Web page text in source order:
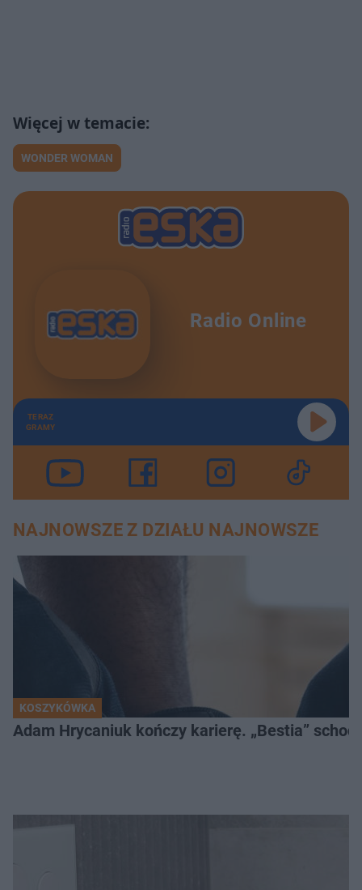
WONDER WOMAN
Radio Online
TERAZ
GRAMY
NAJNOWSZE Z DZIAŁU NAJNOWSZE
KOSZYKÓWKA
Adam Hrycaniuk kończy karierę. „Bestia”